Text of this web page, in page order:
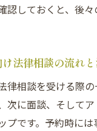
認しておくと、後
法律相談の流れ
律相談を受ける際
次に面談、そして
プです。予約時に